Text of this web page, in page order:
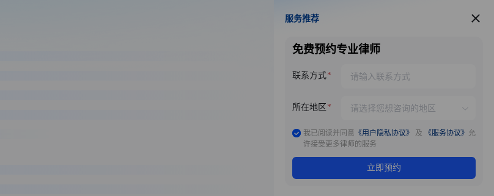
服务推荐
服务推荐
免费预约专业律师
联系方式
所在地区
我已阅读并同意 《用户隐私协议》 及 《服务协议》 允
许接受更多律师的服务
立即预约